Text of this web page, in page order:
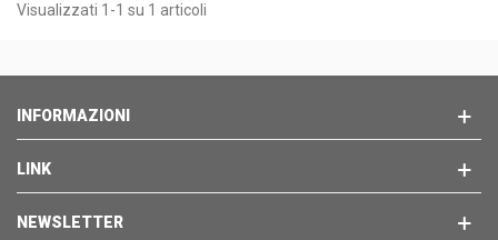
Visualizzati 1-1 su 1 articoli
INFORMAZIONI
LINK
NEWSLETTER